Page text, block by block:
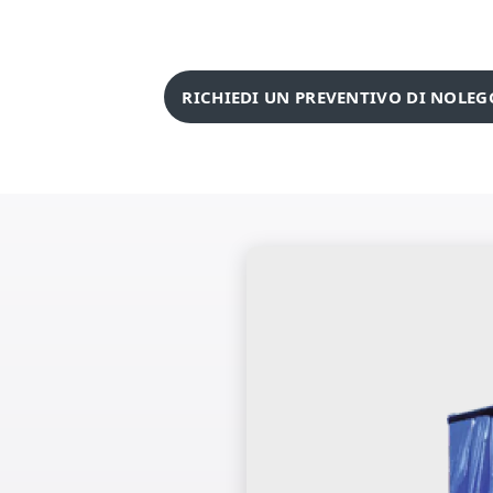
RICHIEDI UN PREVENTIVO DI